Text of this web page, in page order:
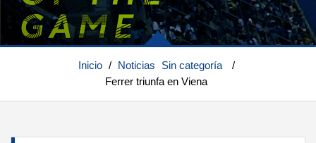
Inicio / Noticias Sin categoría
/
Ferrer triunfa en Viena